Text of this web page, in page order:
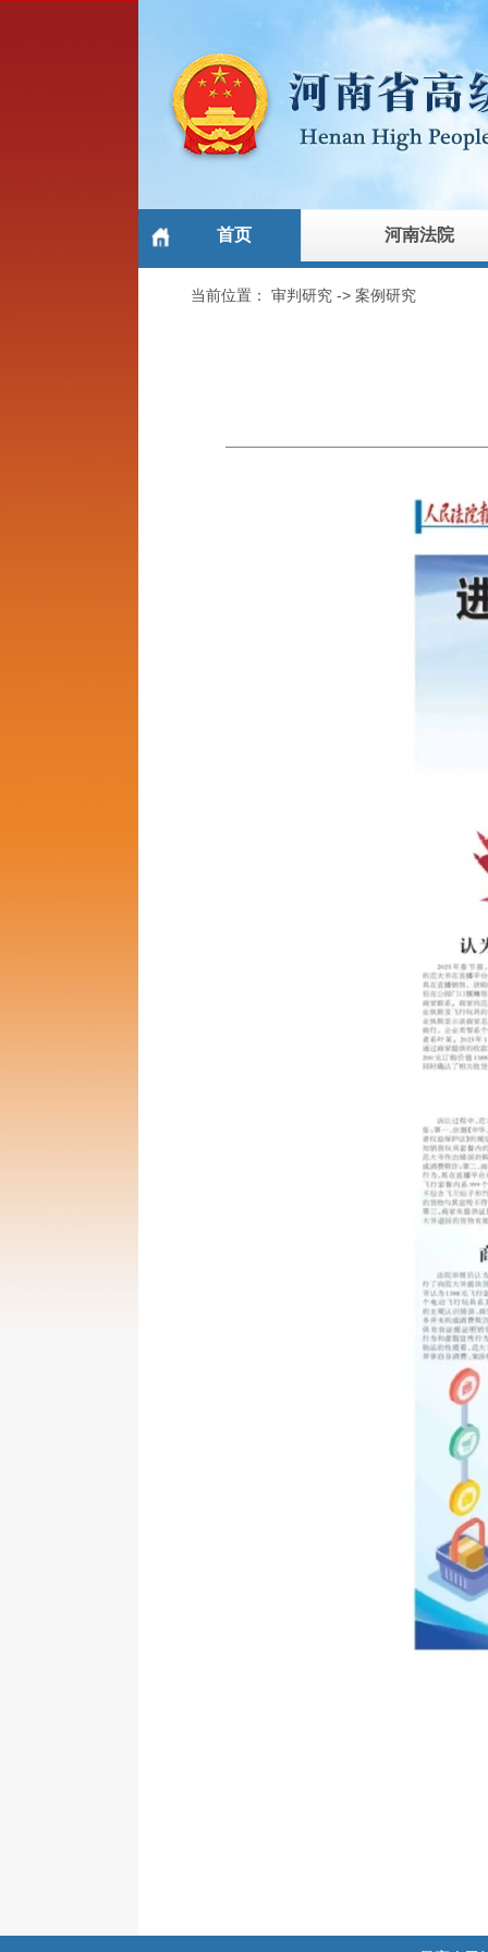
首页 河南法院
当前位置：审判研究 ->案例研究